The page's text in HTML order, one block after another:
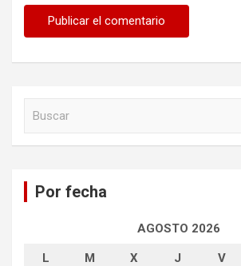
Por fecha
AGOSTO 2026
L M X J V